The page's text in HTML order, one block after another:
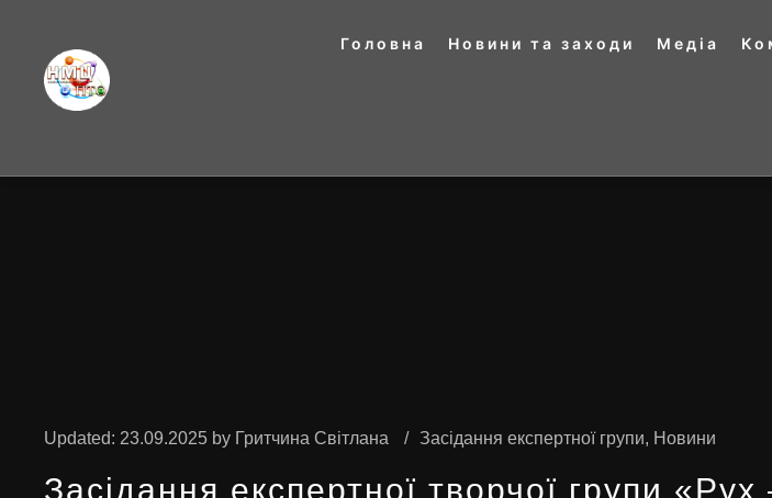
Головна Новини та заходи Медіа
Updated: 23.09.2025 by Гритчина Світлана Засідання експертної групи, Новини
Засідання експертної творчої групи